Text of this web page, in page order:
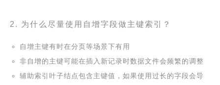
2. 为什么尽量使用自增字段做主键索引？
自增主键有时在分页等场景下有用
非自增的主键可能在插入新记录时数据文件会频繁的调整
辅助索引叶子结点包含主键值，如果使用过长的字段会导